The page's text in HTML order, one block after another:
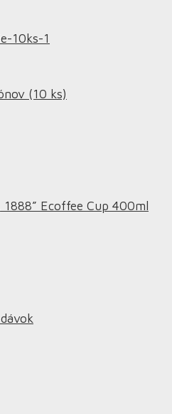
(10 ks)
1888” Ecoffee Cup 400ml